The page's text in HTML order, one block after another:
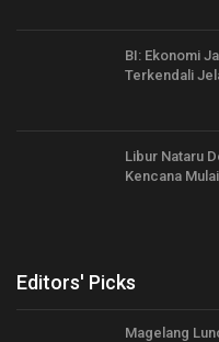
BI: Ekonomi
Terkendali
Libur Nataru
Kencana
Editors' Picks
Magelang